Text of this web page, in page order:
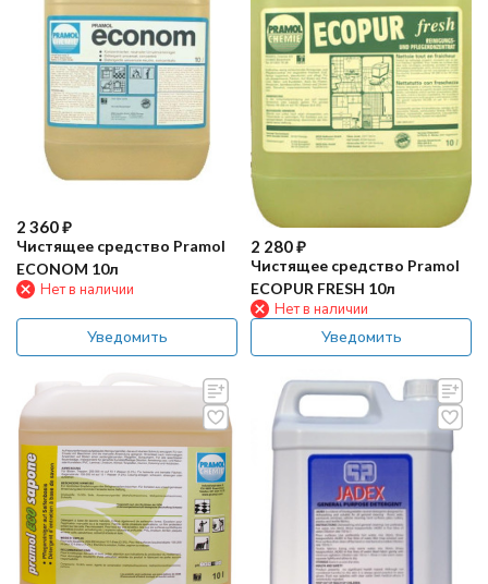
2 360₽
Чистящее средство Pramol
ECONOM 10л
Нет в наличии
Уведомить
2 280₽
Чистящее средство Pramol
ECOPUR FRESH 10л
Нет в наличии
Уведомить